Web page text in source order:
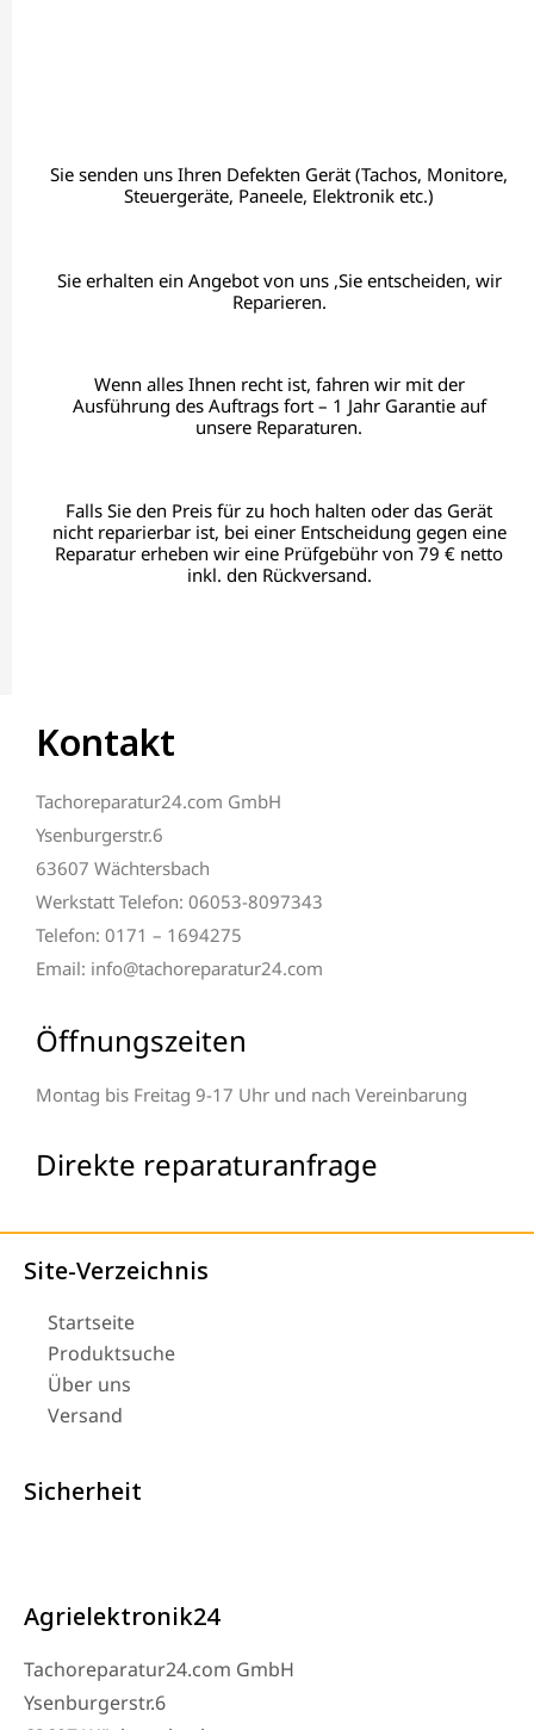
Sie senden uns Ihren Defekten Gerät (Tachos, Monitore,
Steuergeräte, Paneele, Elektronik etc.)
Sie erhalten ein Angebot von uns ,Sie entscheiden, wir
Reparieren.
Wenn alles Ihnen recht ist, fahren wir mit der
Ausführung des Auftrags fort – 1 Jahr Garantie auf
unsere Reparaturen.
Falls Sie den Preis für zu hoch halten oder das Gerät
nicht reparierbar ist, bei einer Entscheidung gegen eine
Reparatur erheben wir eine Prüfgebühr von 79 € netto
inkl. den Rückversand.
Kontakt
Tachoreparatur24.com GmbH
Ysenburgerstr.6
63607 Wächtersbach
Werkstatt Telefon: 06053-8097343
Telefon: 0171 – 1694275
Email: info@tachoreparatur24.com
Öffnungszeiten
Montag bis Freitag 9-17 Uhr und nach Vereinbarung
Direkte reparaturanfrage
Site-Verzeichnis
Startseite
Produktsuche
Über uns
Versand
Sicherheit
Agrielektronik24
Tachoreparatur24.com GmbH
Ysenburgerstr.6